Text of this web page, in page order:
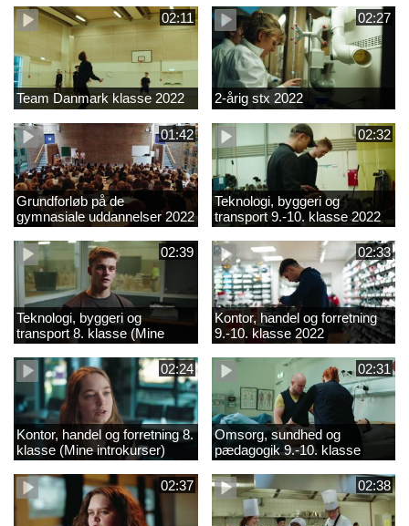
02:11
Team Danmark klasse 2022
02:27
2-årig stx 2022
01:42
Grundforløb på de
gymnasiale uddannelser 2022
02:32
Teknologi, byggeri og
transport 9.-10. klasse 2022
02:39
Teknologi, byggeri og
transport 8. klasse (Mine
introkurser) 2022
02:33
Kontor, handel og forretning
9.-10. klasse 2022
02:24
Kontor, handel og forretning 8.
klasse (Mine introkurser)
2022
02:31
Omsorg, sundhed og
pædagogik 9.-10. klasse
2022
02:37
02:38